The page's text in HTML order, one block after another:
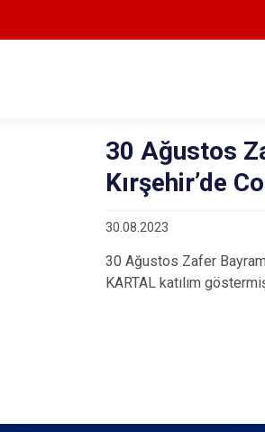
30 Ağustos
Kırşehir’de
30.08.2023
30 Ağustos Zafer
KARTAL katılım